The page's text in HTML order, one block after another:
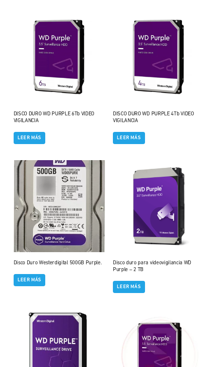
DISCO DURO WD PURPLE 6Tb VIDEO
VIGILANCIA
LEER MÁS
DISCO DURO WD PURPLE 4Tb VIDEO
VIGILANCIA
LEER MÁS
Disco Duro Westerdigital 500GB Purple.
LEER MÁS
Disco duro para videovigilancia WD
Purple – 2 TB
LEER MÁS